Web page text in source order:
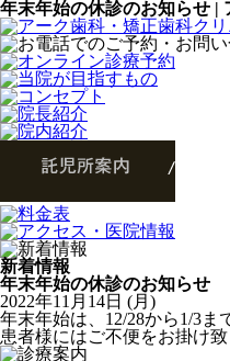
年末年始の休診のお知らせ |
新着情報
年末年始の休診のお知らせ
2022年11月14日 (月)
年末年始は、12/28から1/3ま
患者様にはご不便をお掛け